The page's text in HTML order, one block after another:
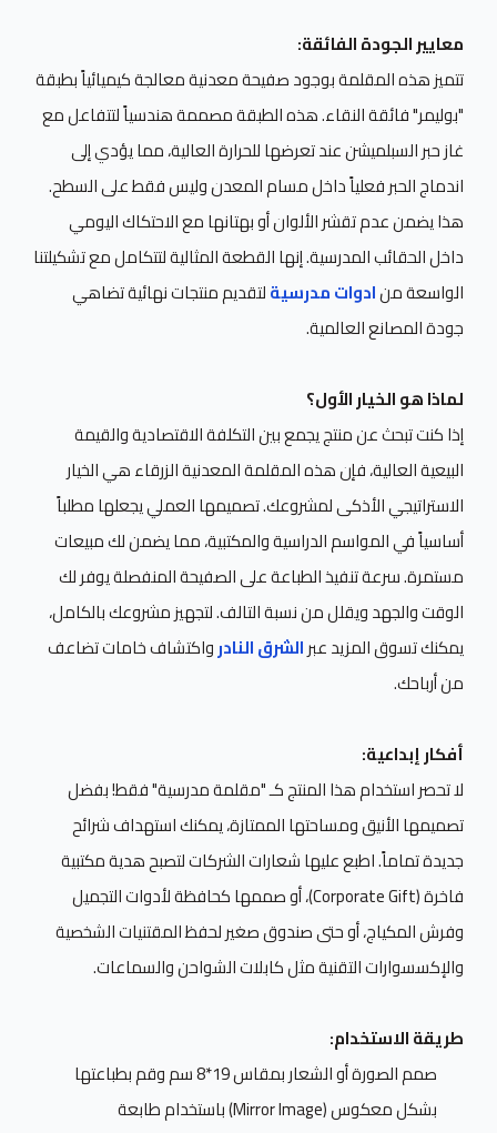
معايير الجودة الفائقة:
تتميز هذه المقلمة بوجود صفيحة معدنية معالجة كيميائياً بطبقة
"بوليمر" فائقة النقاء. هذه الطبقة مصممة هندسياً لتتفاعل مع
غاز حبر السبلميشن عند تعرضها للحرارة العالية، مما يؤدي إلى
اندماج الحبر فعلياً داخل مسام المعدن وليس فقط على السطح.
هذا يضمن عدم تقشر الألوان أو بهتانها مع الاحتكاك اليومي
داخل الحقائب المدرسية. إنها القطعة المثالية لتتكامل مع تشكيلتنا
الواسعة منادوات مدرسيةلتقديم منتجات نهائية تضاهي
جودة المصانع العالمية.
لماذا هو الخيار الأول؟
إذا كنت تبحث عن منتج يجمع بين التكلفة الاقتصادية والقيمة
البيعية العالية، فإن هذه المقلمة المعدنية الزرقاء هي الخيار
الاستراتيجي الأذكى لمشروعك. تصميمها العملي يجعلها مطلباً
أساسياً في المواسم الدراسية والمكتبية، مما يضمن لك مبيعات
مستمرة. سرعة تنفيذ الطباعة على الصفيحة المنفصلة يوفر لك
الوقت والجهد ويقلل من نسبة التالف. لتجهيز مشروعك بالكامل،
يمكنك تسوق المزيد عبرالشرق النادرواكتشاف خامات تضاعف
من أرباحك.
أفكار إبداعية:
لا تحصر استخدام هذا المنتج كـ "مقلمة مدرسية" فقط! بفضل
تصميمها الأنيق ومساحتها الممتازة، يمكنك استهداف شرائح
جديدة تماماً. اطبع عليها شعارات الشركات لتصبح هدية مكتبية
فاخرة (Corporate Gift)، أو صممها كحافظة لأدوات التجميل
وفرش المكياج، أو حتى صندوق صغير لحفظ المقتنيات الشخصية
والإكسسوارات التقنية مثل كابلات الشواحن والسماعات.
طريقة الاستخدام:
صمم الصورة أو الشعار بمقاس 19*8 سم وقم بطباعتها
بشكل معكوس (Mirror Image) باستخدام طابعة